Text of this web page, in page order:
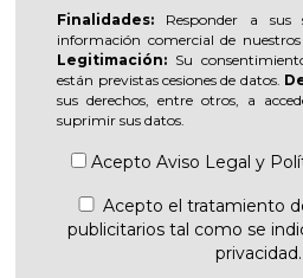
Finalidades: Responder a sus
información comercial de
Legitimación: Su
están previstas cesiones de datos.
sus derechos, entre otros, a
suprimir sus datos.
AceptoAviso Legal y
Acepto el tratamiento
publicitarios tal como se
privacidad.